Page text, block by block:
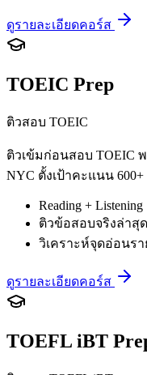
ดูรายละเอียดคอร์ส
TOEIC Prep
ติวสอบ TOEIC
ติวเข้มก่อนสอบ TOEIC
NYC ตั้งเป้าคะแนน
Reading + Listening
ติวข้อสอบจริงล่าสุด
วิเคราะห์จุดอ่อนร
ดูรายละเอียดคอร์ส
TOEFL iBT